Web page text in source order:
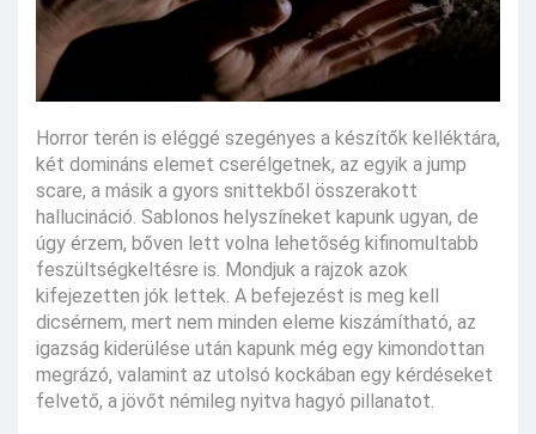
Horror terén is eléggé szegényes a készítők kelléktára,
két domináns elemet cserélgetnek, az egyik a jump
scare, a másik a gyors snittekből összerakott
hallucináció. Sablonos helyszíneket kapunk ugyan, de
úgy érzem, bőven lett volna lehetőség kifinomultabb
feszültségkeltésre is. Mondjuk a rajzok azok
kifejezetten jók lettek. A befejezést is meg kell
dicsérnem, mert nem minden eleme kiszámítható, az
igazság kiderülése után kapunk még egy kimondottan
megrázó, valamint az utolsó kockában egy kérdéseket
felvető, a jövőt némileg nyitva hagyó pillanatot.